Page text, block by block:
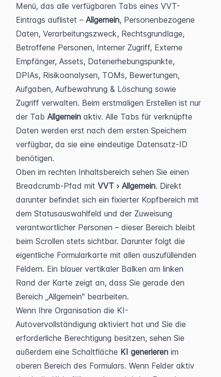
Menü, das alle verfügbaren Tabs eines VVT-
Eintrags auflistet – Allgemein, Personenbezogene
Daten, Verarbeitungszweck, Rechtsgrundlage,
Betroffene Personen, Interner Zugriff, Externe
Empfänger, Assets, Datenerhebungspunkte,
DPIAs, Risikoanalysen, TOMs, Bewertungen,
Aufgaben, Aufbewahrung & Löschung sowie
Zugriff verwalten. Beim erstmaligen Erstellen ist nur
der Tab Allgemein aktiv. Alle Tabs für verknüpfte
Daten werden erst nach dem ersten Speichern
verfügbar, da sie eine eindeutige Datensatz-ID
benötigen.
Oben im rechten Inhaltsbereich sehen Sie einen
Breadcrumb-Pfad mit VVT › Allgemein. Direkt
darunter befindet sich ein fixierter Kopfbereich mit
dem Statusauswahlfeld und der Zuweisung
verantwortlicher Personen – dieser Bereich bleibt
beim Scrollen stets sichtbar. Darunter folgt die
eigentliche Formularkarte mit allen auszufüllenden
Feldern. Ein blauer vertikaler Balken am linken
Rand der Karte zeigt an, dass Sie gerade den
Bereich „Allgemein" bearbeiten.
Wenn Ihre Organisation die KI-
Autovervollständigung aktiviert hat und Sie die
erforderliche Berechtigung besitzen, sehen Sie
außerdem eine Schaltfläche KI generieren im
oberen Bereich des Formulars. Wenn Felder aktiv